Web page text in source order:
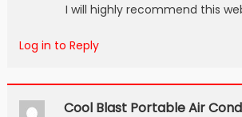
I will highly recommend this
Log in to Reply
Cool Blast Portable Air